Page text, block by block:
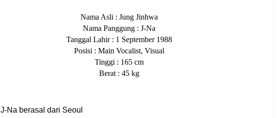
Nama Asli : Jung Jinhwa
Nama Panggung : J-Na
Tanggal Lahir : 1 September 1988
Posisi : Main Vocalist, Visual
Tinggi : 165 cm
Berat : 45 kg
J-Na berasal dari Seoul